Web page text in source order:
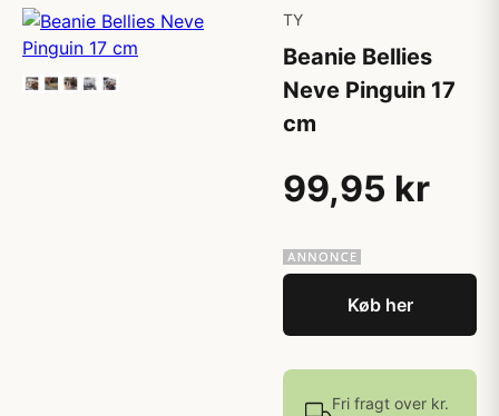
TY
Beanie Bellies
Neve Pinguin 17
cm
99,95 kr
Køb her
Fri fragt over kr.